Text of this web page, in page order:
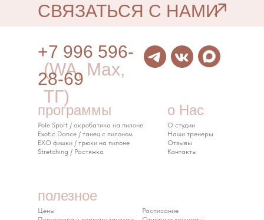
СВЯЗАТЬСЯ С НАМИ
(WA, Max,
ТГ)
полезное
о Нас
+7 996 596-
28-69
программы
Цены
Расписание
О студии
Наши тренеры
Отзывы
Контакты
Pole Sport / акробатика на пилоне
Exotic Dance / танец с пилоном
EXO фишки / трюки на пилоне
Stretching / Растяжка